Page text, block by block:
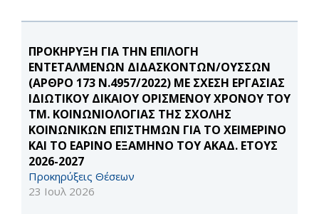
ΠΡΟΚΗΡΥΞΗ ΓΙΑ ΤΗΝ ΕΠΙΛΟΓΗ
ΕΝΤΕΤΑΛΜΕΝΩΝ ΔΙΔΑΣΚΟΝΤΩΝ/ΟΥΣΣΩΝ
(ΑΡΘΡΟ 173 Ν.4957/2022) ΜΕ ΣΧΕΣΗ ΕΡΓΑΣΙΑΣ
ΙΔΙΩΤΙΚΟΥ ΔΙΚΑΙΟΥ ΟΡΙΣΜΕΝΟΥ ΧΡΟΝΟΥ ΤΟΥ
ΤΜ. ΚΟΙΝΩΝΙΟΛΟΓΙΑΣ ΤΗΣ ΣΧΟΛΗΣ
ΚΟΙΝΩΝΙΚΩΝ ΕΠΙΣΤΗΜΩΝ ΓΙΑ ΤΟ ΧΕΙΜΕΡΙΝΟ
ΚΑΙ ΤΟ ΕΑΡΙΝΟ ΕΞΑΜΗΝΟ ΤΟΥ ΑΚΑΔ. ΕΤΟΥΣ
2026-2027
Προκηρύξεις Θέσεων
23 Ιουλ 2026